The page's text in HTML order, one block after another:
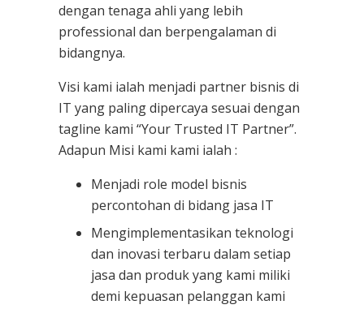
dengan tenaga ahli yang lebih
professional dan berpengalaman di
bidangnya.
Visi kami ialah menjadi partner bisnis di
IT yang paling dipercaya sesuai dengan
tagline kami “Your Trusted IT Partner”.
Adapun Misi kami kami ialah :
Menjadi role model bisnis
percontohan di bidang jasa IT
Mengimplementasikan teknologi
dan inovasi terbaru dalam setiap
jasa dan produk yang kami miliki
demi kepuasan pelanggan kami